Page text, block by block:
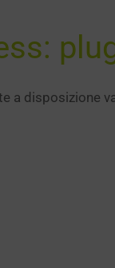
a disposizione